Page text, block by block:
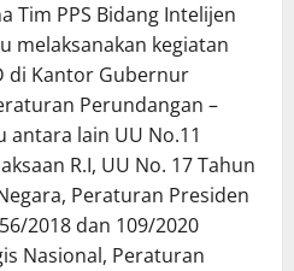
Tim PPS Bidang Intelijen
melaksanakan kegiatan
di Kantor Gubernur
Perundangan –
antara lain UU No.11
R.I, UU No. 17 Tahun
Peraturan Presiden
2018 dan 109/2020
Nasional, Peraturan